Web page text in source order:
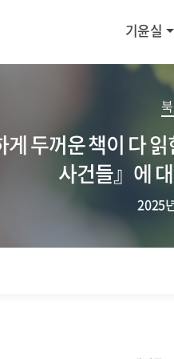
기윤실
게 두꺼운 책이 다
사건들』에
2025